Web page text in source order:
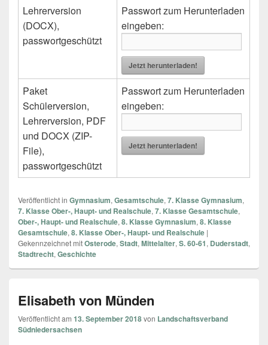
Lehrerversion
(DOCX),
passwortgeschützt
Passwort zum Herunterladen
eingeben:
Jetzt herunterladen!
Paket
Schülerversion,
Lehrerversion, PDF
und DOCX (ZIP-
File),
passwortgeschützt
Passwort zum Herunterladen
eingeben:
Jetzt herunterladen!
Veröffentlicht in Gymnasium, Gesamtschule, 7. Klasse Gymnasium,
7. Klasse Ober-, Haupt- und Realschule, 7. Klasse Gesamtschule,
Ober-, Haupt- und Realschule, 8. Klasse Gymnasium, 8. Klasse
Gesamtschule, 8. Klasse Ober-, Haupt- und Realschule |
Gekennzeichnet mitOsterode, Stadt, Mittelalter, S. 60-61, Duderstadt,
Stadtrecht, Geschichte
Elisabeth von Münden
Veröffentlicht am 13. September 2018von Landschaftsverband
Südniedersachsen